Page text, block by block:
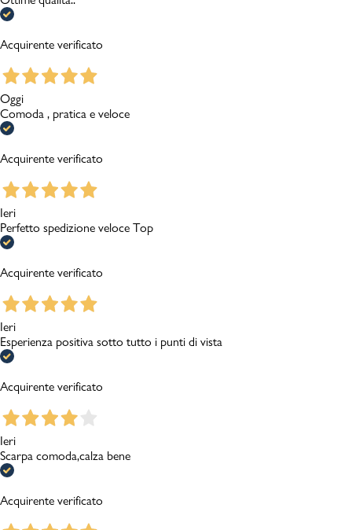
Acquirente verificato
Oggi
Comoda , pratica e veloce
Acquirente verificato
Ieri
Perfetto spedizione veloce Top
Acquirente verificato
Ieri
Esperienza positiva sotto tutto i punti di vista
Acquirente verificato
Ieri
Scarpa comoda,calza bene
Acquirente verificato